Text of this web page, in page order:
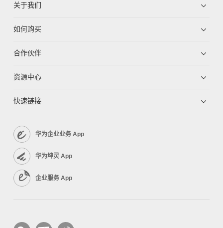
关于我们
如何购买
合作伙伴
资源中心
快速链接
华为企业业务 App
华为坤灵 App
企业服务 App